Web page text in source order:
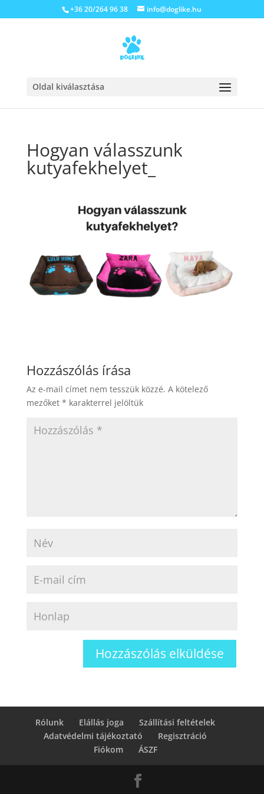
+36 20/264 96 38 info@doglike.hu
Oldal kiválasztása
Hogyan válasszunk
kutyafekhelyet_
Hozzászólás írása
Az e-mail címet nem tesszük közzé. A kötelező
mezőket * karakterrel jelöltük
Rólunk Elállás joga
Szállítási feltételek
Adatvédelmi tájékoztató
Regisztráció
Fiókom
ÁSZF